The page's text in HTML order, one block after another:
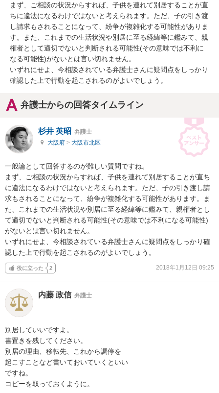
まず、ご相談の状況からすれば、子供を連れて別居することが直
ちに違法になるわけではないと考えられます。ただ、子の引き渡
し請求もされることになって、紛争が複雑化する可能性がありま
す。また、これまでの生活状況や別居に至る経緯等に鑑みて、親
権者として適切でないと判断される可能性(その意味では不利に
なる可能性)がないとは言い切れません。
いずれにせよ、今相談されている弁護士さんに疑問点をしっかり
確認した上で行動を起こされるのがよいでしょう。
弁護士からの回答タイムライン
杉井 英昭 弁護士
大阪府 > 大阪市北区
一般論として回答するのが難しい質問ですね。
まず、ご相談の状況からすれば、子供を連れて別居することが直ち
に違法になるわけではないと考えられます。ただ、子の引き渡し請
求もされることになって、紛争が複雑化する可能性があります。ま
た、これまでの生活状況や別居に至る経緯等に鑑みて、親権者とし
て適切でないと判断される可能性(その意味では不利になる可能性)
がないとは言い切れません。
いずれにせよ、今相談されている弁護士さんに疑問点をしっかり確
認した上で行動を起こされるのがよいでしょう。
役に立った 2 2018年1月12日 09:25
内藤 政信 弁護士
別居していいですよ。
書置きを残してください。
別居の理由、移転先、これから調停を
起こすことなど書いておいていくといい
ですね。
コピーを取っておくように。